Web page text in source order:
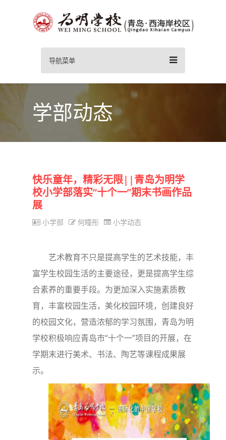
导航菜单
学部动态
快乐童年，精彩无限||青岛为明学
校小学部落实“十个一”期末书画作品
展
小学部 何瞳彤 小学动态
艺术教育不只是提高学生的艺术技能，丰
富学生校园生活的主要途径，更是提高学生综
合素养的重要手段。为更加深入实施素质教
育，丰富校园生活，美化校园环境，创建良好
的校园文化，营造浓郁的学习氛围，青岛为明
学校积极响应青岛市“十个一”项目的开展，在
学期末进行美术、书法、陶艺等课程成果展
示。